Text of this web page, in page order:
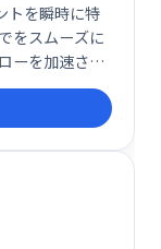
トを瞬時に特
をスムーズに
ーを加速さ
お手伝いをし
業に集中し